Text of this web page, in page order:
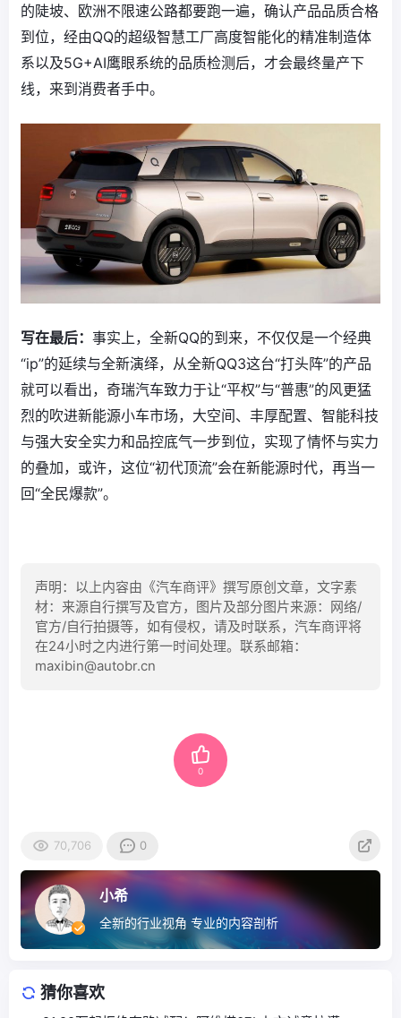
的陡坡、欧洲不限速公路都要跑一遍，确认产品品质合格
到位，经由QQ的超级智慧工厂高度智能化的精准制造体
系以及5G+AI鹰眼系统的品质检测后，才会最终量产下
线，来到消费者手中。
写在最后： 事实上，全新QQ的到来，不仅仅是一个经典
“ip”的延续与全新演绎，从全新QQ3这台“打头阵”的产品
就可以看出，奇瑞汽车致力于让“平权”与“普惠”的风更猛
烈的吹进新能源小车市场，大空间、丰厚配置、智能科技
与强大安全实力和品控底气一步到位，实现了情怀与实力
的叠加，或许，这位“初代顶流”会在新能源时代，再当一
回“全民爆款”。
声明：以上内容由《汽车商评》撰写原创文章，文字素
材：来源自行撰写及官方，图片及部分图片来源：网络/
官方/自行拍摄等，如有侵权，请及时联系，汽车商评将
在24小时之内进行第一时间处理。联系邮箱：
maxibin@autobr.cn
0
70,706 0
小希
全新的行业视角 专业的内容剖析
猜你喜欢